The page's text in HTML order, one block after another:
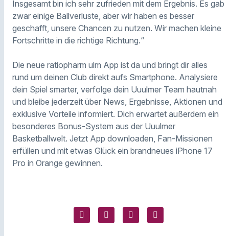
Insgesamt bin ich sehr zufrieden mit dem Ergebnis. Es gab
zwar einige Ballverluste, aber wir haben es besser
geschafft, unsere Chancen zu nutzen. Wir machen kleine
Fortschritte in die richtige Richtung.“
Die neue ratiopharm ulm App ist da und bringt dir alles
rund um deinen Club direkt aufs Smartphone. Analysiere
dein Spiel smarter, verfolge dein Uuulmer Team hautnah
und bleibe jederzeit über News, Ergebnisse, Aktionen und
exklusive Vorteile informiert. Dich erwartet außerdem ein
besonderes Bonus-System aus der Uuulmer
Basketballwelt. Jetzt App downloaden, Fan-Missionen
erfüllen und mit etwas Glück ein brandneues iPhone 17
Pro in Orange gewinnen.